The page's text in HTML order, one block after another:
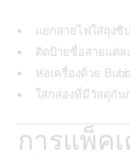
แยกสายไฟใส่ถุงซิ
ติดป้ายชื่อสายแต่ล
ห่อเครื่องด้วย
ใส่กล่องที่มีวัสดุกัน
การแพ็ค